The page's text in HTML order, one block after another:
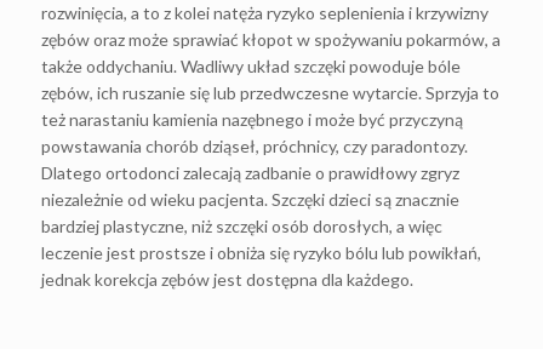
rozwinięcia, a to z kolei natęża ryzyko seplenienia i krzywizny
zębów oraz może sprawiać kłopot w spożywaniu pokarmów, a
także oddychaniu. Wadliwy układ szczęki powoduje bóle
zębów, ich ruszanie się lub przedwczesne wytarcie. Sprzyja to
też narastaniu kamienia nazębnego i może być przyczyną
powstawania chorób dziąseł, próchnicy, czy paradontozy.
Dlatego ortodonci zalecają zadbanie o prawidłowy zgryz
niezależnie od wieku pacjenta. Szczęki dzieci są znacznie
bardziej plastyczne, niż szczęki osób dorosłych, a więc
leczenie jest prostsze i obniża się ryzyko bólu lub powikłań,
jednak korekcja zębów jest dostępna dla każdego.